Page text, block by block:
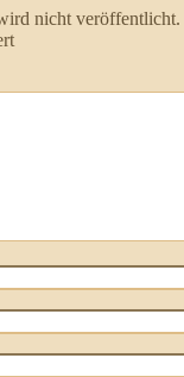
nicht veröffentlicht.